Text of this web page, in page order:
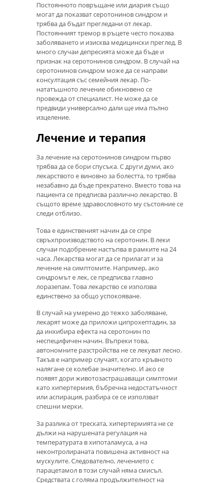
Постоянното повръщане или диария също
могат да показват серотонинов синдром и
трябва да бъдат прегледани от лекар.
Постоянният тремор в ръцете често показва
заболяването и изисква медицински преглед. В
много случаи депресията може да бъде и
признак на серотонинов синдром. В случай на
серотонинов синдром може да се направи
консултация със семейния лекар. По-
нататъшното лечение обикновено се
провежда от специалист. Не може да се
предвиди универсално дали ще има пълно
изцеление.
Лечение и терапия
За лечение на серотонинов синдром първо
трябва да се бори спусъка. С други думи, ако
лекарството е виновно за болестта, то трябва
незабавно да бъде прекратено. Вместо това на
пациента се предписва различно лекарство. В
същото време здравословното му състояние се
следи отблизо.
Това е единственият начин да се спре
свръхпроизводството на серотонин. В леки
случаи подобрение настъпва в рамките на 24
часа. Лекарства могат да се прилагат и за
лечение на симптомите. Например, ако
синдромът е лек, се предписва главно
лоразепам. Това лекарство се използва
единствено за общо успокояване.
В случай на умерено до тежко заболяване,
лекарят може да приложи ципрохептадин, за
да инхибира ефекта на серотонин по
неспецифичен начин. Въпреки това,
автономните разстройства не се лекуват лесно.
Такъв е например случаят, когато кръвното
налягане се колебае значително. И ако се
появят дори животозастрашаващи симптоми
като хипертермия, бъбречна недостатъчност
или аспирация, разбира се се използват
спешни мерки.
За разлика от треската, хипертермията не се
дължи на нарушената регулация на
температурата в хипоталамуса, а на
неконтролираната повишена активност на
мускулите. Следователно, лечението с
парацетамол в този случай няма смисъл.
Средствата с голяма продължителност на